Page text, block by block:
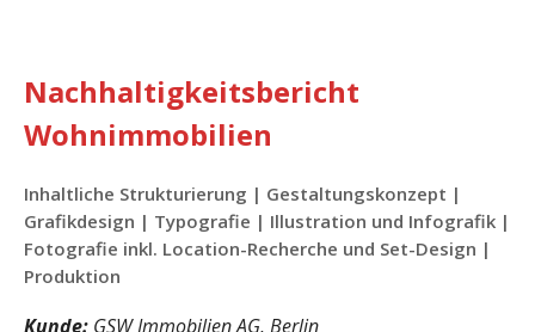
Nachhaltigkeitsbericht
Wohnimmobilien
Inhaltliche Strukturierung | Gestaltungskonzept |
Grafikdesign | Typografie | Illustration und Infografik |
Fotografie inkl. Location-Recherche und Set-Design |
Produktion
Kunde: GSW Immobilien AG, Berlin